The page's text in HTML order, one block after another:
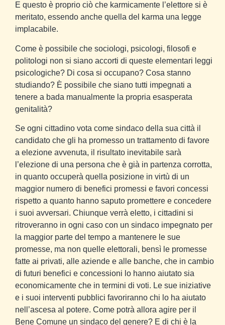
E questo è proprio ciò che karmicamente l’elettore si è
meritato, essendo anche quella del karma una legge
implacabile.
Come è possibile che sociologi, psicologi, filosofi e
politologi non si siano accorti di queste elementari leggi
psicologiche? Di cosa si occupano? Cosa stanno
studiando? È possibile che siano tutti impegnati a
tenere a bada manualmente la propria esasperata
genitalità?
Se ogni cittadino vota come sindaco della sua città il
candidato che gli ha promesso un trattamento di favore
a elezione avvenuta, il risultato inevitabile sarà
l’elezione di una persona che è già in partenza corrotta,
in quanto occuperà quella posizione in virtù di un
maggior numero di benefici promessi e favori concessi
rispetto a quanto hanno saputo promettere e concedere
i suoi avversari. Chiunque verrà eletto, i cittadini si
ritroveranno in ogni caso con un sindaco impegnato per
la maggior parte del tempo a mantenere le sue
promesse, ma non quelle elettorali, bensì le promesse
fatte ai privati, alle aziende e alle banche, che in cambio
di futuri benefici e concessioni lo hanno aiutato sia
economicamente che in termini di voti. Le sue iniziative
e i suoi interventi pubblici favoriranno chi lo ha aiutato
nell’ascesa al potere. Come potrà allora agire per il
Bene Comune un sindaco del genere? E di chi è la